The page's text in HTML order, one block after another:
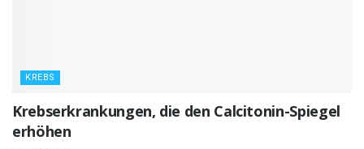
KREBS
Krebserkrankungen, die den Calcitonin-Spiegel
erhöhen